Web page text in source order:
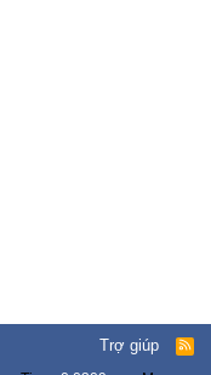
Trợ giúp
R